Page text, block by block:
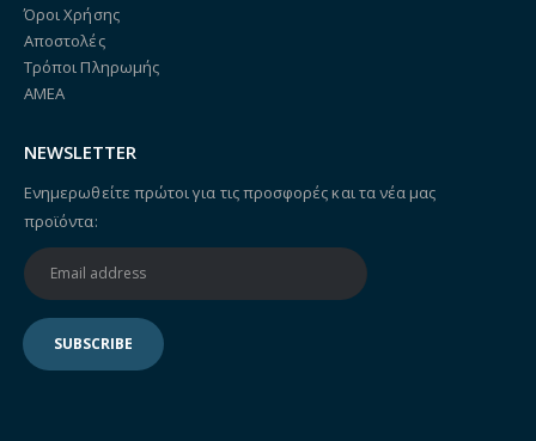
Όροι Χρήσης
Αποστολές
Τρόποι Πληρωμής
ΑΜΕΑ
NEWSLETTER
Ενημερωθείτε πρώτοι για τις προσφορές και τα νέα μας
προϊόντα: